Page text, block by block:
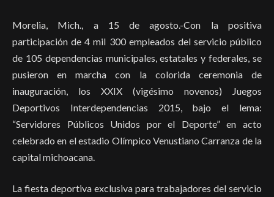
Morelia, Mich., a 15 de agosto.-Con la positiva
participación de 4 mil 300 empleados del servicio público
de 105 dependencias municipales, estatales y federales, se
pusieron en marcha con la colorida ceremonia de
inauguración, los XXIX (vigésimo novenos) Juegos
Deportivos Interdependencias 2015, bajo el lema:
“Servidores Públicos Unidos por el Deporte” en acto
celebrado en el estadio Olímpico Venustiano Carranza de la
capital michoacana.
La fiesta deportiva exclusiva para trabajadores del servicio